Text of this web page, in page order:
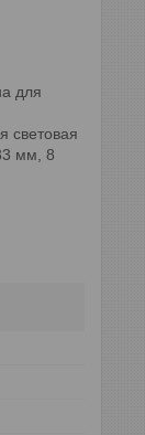
для
световая
мм, 8